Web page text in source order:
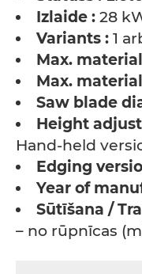
Izlaide : 28
Variants : 1
Max.
Max.
Saw blade
Height
Hand-held
Edging
Year of
Sūtīšana /
– no rūpnīcas